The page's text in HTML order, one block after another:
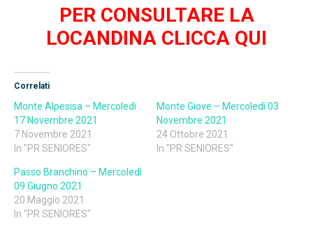
PER CONSULTARE LA
LOCANDINA CLICCA QUI
Correlati
Monte Alpesisa – Mercoledì
17 Novembre 2021
7 Novembre 2021
In "PR SENIORES"
Monte Giove – Mercoledì 03
Novembre 2021
24 Ottobre 2021
In "PR SENIORES"
Passo Branchino – Mercoledì
09 Giugno 2021
20 Maggio 2021
In "PR SENIORES"